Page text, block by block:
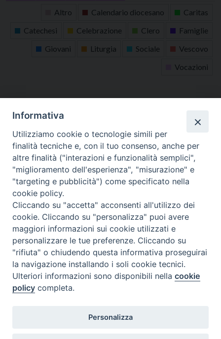
Altro Calendario diocesano
Caritas
Catechesi
Celebrazione Clero
Famiglie
Giovani
Liturgia Sociale
Vescovo
Vocazioni
tutti gli appuntamenti
Altri articoli
Altri
articoli
Piazza Mario Dottori, 14
02047 Poggio Mirteto (Rieti)
diocesi@diocesisabina.it
Informativa
Utilizziamo cookie o tecnologie simili per
finalità tecniche e, con il tuo consenso, anche per
altre finalità ("interazioni e funzionalità semplici",
"miglioramento dell'esperienza", "misurazione" e
"targeting e pubblicità") come specificato nella
cookie policy.
Cliccando su "accetta" acconsenti all'utilizzo dei
cookie. Cliccando su "personalizza" puoi avere
maggiori informazioni sui cookie utilizzati e
personalizzare le tue preferenze. Cliccando su
"rifiuta" o chiudendo questa informativa proseguirai
la navigazione installando i soli cookie tecnici.
Ulteriori informazioni sono disponibili nellacookie
policy completa.
Personalizza